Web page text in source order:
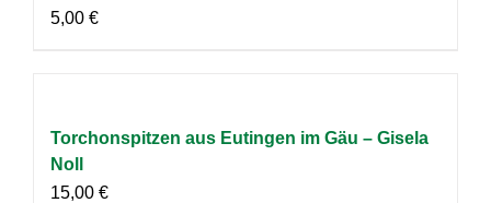
5,00 €
Torchonspitzen aus Eutingen im Gäu – Gisela
Noll
15,00 €